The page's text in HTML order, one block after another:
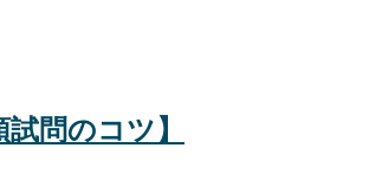
試問のコツ】